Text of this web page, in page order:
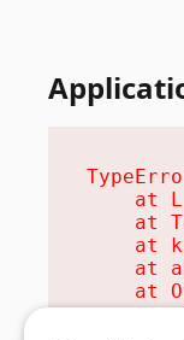
at
at
at
at
at
at